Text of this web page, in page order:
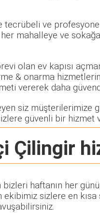
tecrübeli ve
mahalleye ve
olan ev kapısı
& onarma
vererek daha
siz müşterilerimize
güvenli bir hizmet
Çilingir
haftanın her
sizlere en